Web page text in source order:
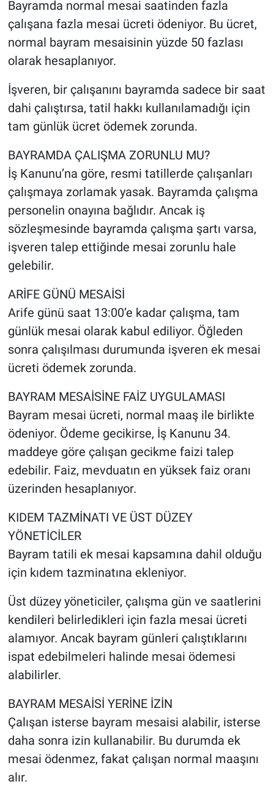
Bayramda normal mesai saatinden fazla
çalışana fazla mesai ücreti ödeniyor. Bu ücret,
normal bayram mesaisinin yüzde 50 fazlası
olarak hesaplanıyor.
İşveren, bir çalışanını bayramda sadece bir saat
dahi çalıştırsa, tatil hakkı kullanılamadığı için
tam günlük ücret ödemek zorunda.
BAYRAMDA ÇALIŞMA ZORUNLU MU?
İş Kanunu’na göre, resmi tatillerde çalışanları
çalışmaya zorlamak yasak. Bayramda çalışma
personelin onayına bağlıdır. Ancak iş
sözleşmesinde bayramda çalışma şartı varsa,
işveren talep ettiğinde mesai zorunlu hale
gelebilir.
ARİFE GÜNÜ MESAİSİ
Arife günü saat 13:00’e kadar çalışma, tam
günlük mesai olarak kabul ediliyor. Öğleden
sonra çalışılması durumunda işveren ek mesai
ücreti ödemek zorunda.
BAYRAM MESAİSİNE FAİZ UYGULAMASI
Bayram mesai ücreti, normal maaş ile birlikte
ödeniyor. Ödeme gecikirse, İş Kanunu 34.
maddeye göre çalışan gecikme faizi talep
edebilir. Faiz, mevduatın en yüksek faiz oranı
üzerinden hesaplanıyor.
KIDEM TAZMİNATI VE ÜST DÜZEY
YÖNETİCİLER
Bayram tatili ek mesai kapsamına dahil olduğu
için kıdem tazminatına ekleniyor.
Üst düzey yöneticiler, çalışma gün ve saatlerini
kendileri belirledikleri için fazla mesai ücreti
alamıyor. Ancak bayram günleri çalıştıklarını
ispat edebilmeleri halinde mesai ödemesi
alabilirler.
BAYRAM MESAİSİ YERİNE İZİN
Çalışan isterse bayram mesaisi alabilir, isterse
daha sonra izin kullanabilir. Bu durumda ek
mesai ödenmez, fakat çalışan normal maaşını
alır.